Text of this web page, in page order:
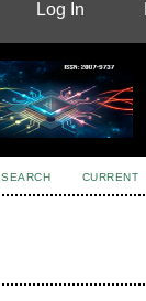
Log In
SEARCH CURRENT